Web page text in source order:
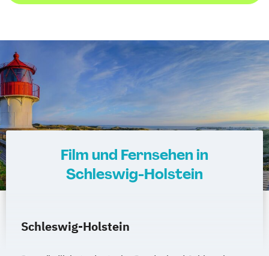
Film und Fernsehen in
Schleswig-Holstein
Schleswig-Holstein